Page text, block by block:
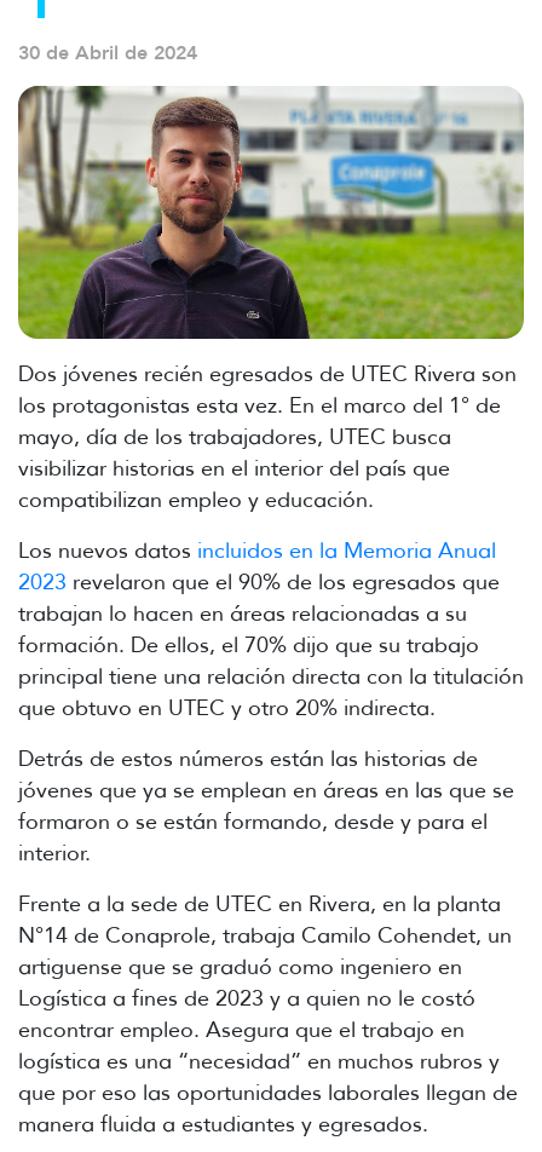
30 de Abril de 2024
Dos jóvenes recién egresados de UTEC Rivera son
los protagonistas esta vez. En el marco del 1° de
mayo, día de los trabajadores, UTEC busca
visibilizar historias en el interior del país que
compatibilizan empleo y educación.
Los nuevos datos incluidos en la Memoria Anual
2023 revelaron que el 90% de los egresados que
trabajan lo hacen en áreas relacionadas a su
formación. De ellos, el 70% dijo que su trabajo
principal tiene una relación directa con la titulación
que obtuvo en UTEC y otro 20% indirecta.
Detrás de estos números están las historias de
jóvenes que ya se emplean en áreas en las que se
formaron o se están formando, desde y para el
interior.
Frente a la sede de UTEC en Rivera, en la planta
N°14 de Conaprole, trabaja Camilo Cohendet, un
artiguense que se graduó como ingeniero en
Logística a fines de 2023 y a quien no le costó
encontrar empleo. Asegura que el trabajo en
logística es una “necesidad” en muchos rubros y
que por eso las oportunidades laborales llegan de
manera fluida a estudiantes y egresados.